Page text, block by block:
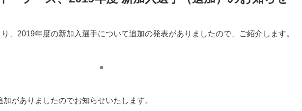
、2019年度の新加入選手について追加の発表がありましたので、ご紹介します。
●
がありましたのでお知らせいたします。